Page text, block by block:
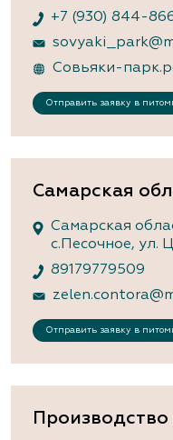
+7 (930) 844-
Совьяки-
Отправить заявку в
Самарская
Самарская
с.Песочное, ул.
89179779509
Отправить заявку в
Производство